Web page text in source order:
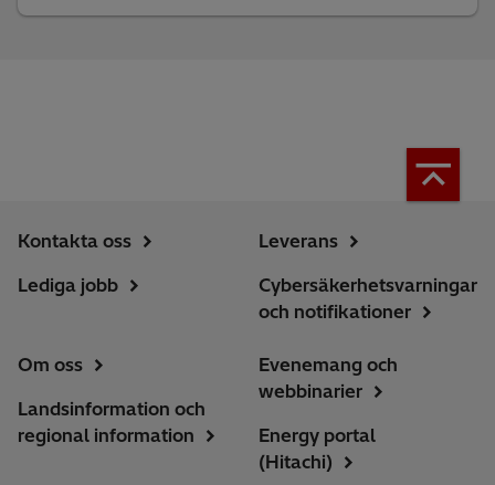
Kontakta oss
Lediga jobb
Leverans
Cybersäkerhetsvarningar
och notifikationer
Om oss
Landsinformation och
regional information
Evenemang och
webbinarier
Energy portal
(Hitachi)